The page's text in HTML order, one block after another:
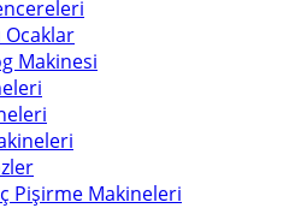
Makinesi
Pişirme Makineleri